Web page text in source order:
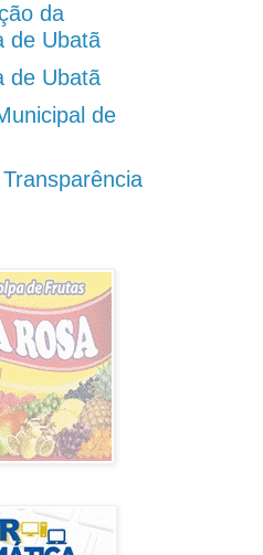
da
de Ubatã
de Ubatã
de